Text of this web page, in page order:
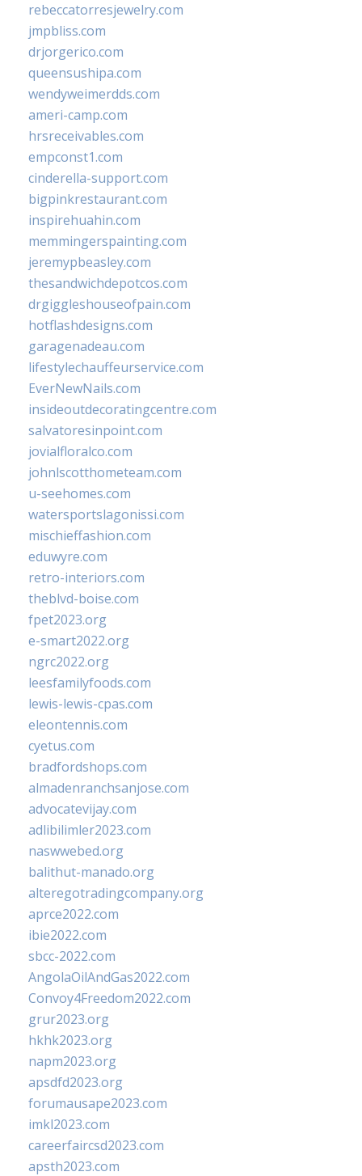
rebeccatorresjewelry.com
jmpbliss.com
drjorgerico.com
queensushipa.com
wendyweimerdds.com
ameri-camp.com
hrsreceivables.com
empconst1.com
cinderella-support.com
bigpinkrestaurant.com
inspirehuahin.com
memmingerspainting.com
jeremypbeasley.com
thesandwichdepotcos.com
drgiggleshouseofpain.com
hotflashdesigns.com
garagenadeau.com
lifestylechauffeurservice.com
EverNewNails.com
insideoutdecoratingcentre.com
salvatoresinpoint.com
jovialfloralco.com
johnlscotthometeam.com
u-seehomes.com
watersportslagonissi.com
mischieffashion.com
eduwyre.com
retro-interiors.com
theblvd-boise.com
fpet2023.org
e-smart2022.org
ngrc2022.org
leesfamilyfoods.com
lewis-lewis-cpas.com
eleontennis.com
cyetus.com
bradfordshops.com
almadenranchsanjose.com
advocatevijay.com
adlibilimler2023.com
naswwebed.org
balithut-manado.org
alteregotradingcompany.org
aprce2022.com
ibie2022.com
sbcc-2022.com
AngolaOilAndGas2022.com
Convoy4Freedom2022.com
grur2023.org
hkhk2023.org
napm2023.org
apsdfd2023.org
forumausape2023.com
imkl2023.com
careerfaircsd2023.com
apsth2023.com